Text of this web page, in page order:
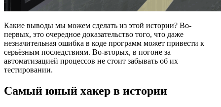
Какие выводы мы можем сделать из этой истории? Во-
первых, это очередное доказательство того, что даже
незначительная ошибка в коде программ может привести к
серьёзным последствиям. Во-вторых, в погоне за
автоматизацией процессов не стоит забывать об их
тестировании.
Самый юный хакер в истории